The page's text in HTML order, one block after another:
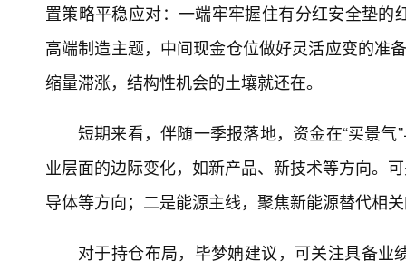
置策略平稳应对：一端牢牢握住有分红安全垫
高端制造主题，中间现金仓位做好灵活应变的准
缩量滞涨，结构性机会的土壤就还在。
短期来看，伴随一季报落地，资金在“买景
业层面的边际变化，如新产品、新技术等方向。
导体等方向；二是能源主线，聚焦新能源替代相
对于持仓布局，毕梦姌建议，可关注具备